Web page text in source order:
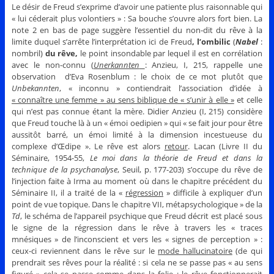
Le désir de Freud s’exprime d’avoir une patiente plus raisonnable qui
« lui céderait plus volontiers » : Sa bouche s’ouvre alors fort bien. La
note 2 en bas de page suggère l’essentiel du non-dit du rêve à la
limite duquel s’arrête l’interprétation ici de Freud, l’ombilic (Nabel :
nombril)du rêve, le point insondable par lequel il est en corrélation
avec le non-connu (Unerkannten
: Anzieu, I, 215, rappelle une
observation d’Eva Rosenblum : le choix de ce mot plutôt que
Unbekannten, « inconnu » contiendrait l’association d’idée à
« connaître une femme » au sens biblique de « s’unir à elle »et celle
qui n’est pas connue étant la mère. Didier Anzieu (I, 215) considère
que Freud touche là à un « émoi oedipien » qui « se fait jour pour être
aussitôt barré, un émoi limité à la dimension incestueuse du
complexe d’Œdipe ». Le rêve est alors retour. Lacan (Livre II du
Séminaire, 1954-55, Le moi dans la théorie de Freud et dans la
technique de la psychanalyse, Seuil, p. 177-203) s’occupe du rêve de
l’injection faite à Irma au moment où dans le chapitre précédent du
Séminaire II, il a traité de la « régression » difficile à expliquer d’un
point de vue topique. Dans le chapitre VII, métapsychologique » de la
Td, le schéma de l’appareil psychique que Freud décrit est placé sous
le signe de la régression dans le rêve à travers les « traces
mnésiques » de l’inconscient et vers les « signes de perception » :
ceux-ci reviennent dans le rêve sur le mode hallucinatoire(de qui
prendrait ses rêves pour la réalité : si cela ne se passe pas « au sens